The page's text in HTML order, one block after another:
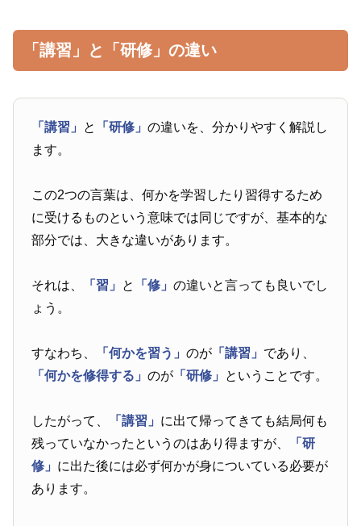
「講習」と「研修」の違い
「講習」 と 「研修」の違いを、分かりやすく解説し
ます。
この2つの言葉は、何かを学習したり習得するため
に受けるものという意味では同じですが、基本的な
部分では、大きな違いがあります。
それは、 「習」 と 「修」の違いと言っても良いでし
ょう。
すなわち、 「何かを習う」のが 「講習」 であり、
「何かを修得する」のが 「研修」 ということです。
したがって、 「講習」 に出て帰ってきても結局何も
残っていなかったというのはあり得ますが、
「研
修」 に出た後には必ず何かが身についている必要が
あります。